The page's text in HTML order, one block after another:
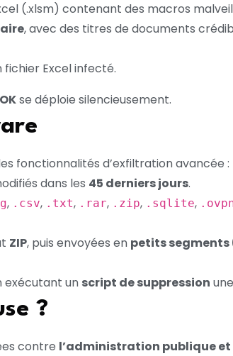
(.xlsm) contenant des macros
, avec des titres de documents
Excel infecté.
se déploie silencieusement.
fonctionnalités d’exfiltration avancée :
dans les 45 derniers jours.
, .csv, .txt, .rar, .zip, .sqlite,
ZIP, puis envoyées en petits segments
exécutant un script de suppression
?
contre l’administration publique